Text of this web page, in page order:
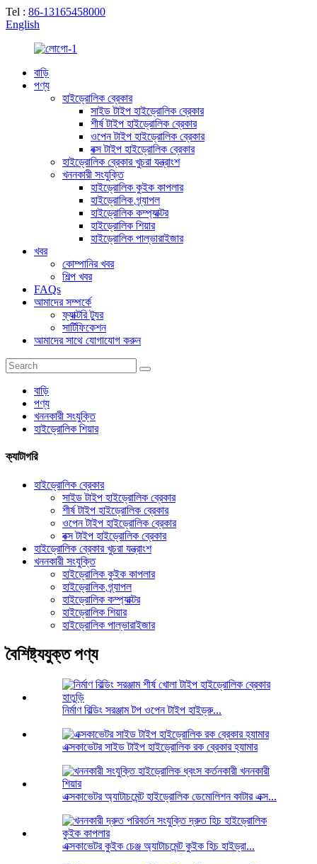
Tel : 86-13165458000
English
বাড়ি
পণ্য
হাইড্রোলিক ব্রেকার
সাইড টাইপ হাইড্রোলিক ব্রেকার
শীর্ষ টাইপ হাইড্রোলিক ব্রেকার
ওপেন টাইপ হাইড্রোলিক ব্রেকার
বক্স টাইপ হাইড্রোলিক ব্রেকার
হাইড্রোলিক ব্রেকার খুচরা যন্ত্রাংশ
খননকারী সংযুক্তি
হাইড্রোলিক কুইক কাপলার
হাইড্রোলিক গ্র্যাপল
হাইড্রোলিক কম্প্যাক্টর
হাইড্রোলিক শিয়ার
হাইড্রোলিক পাল্ভারাইজার
খবর
কোম্পানির খবর
শিল্প খবর
FAQs
আমাদের সম্পর্কে
ফ্যাক্টরি ট্যুর
সার্টিফিকেশন
আমাদের সাথে যোগাযোগ করুন
বাড়ি
পণ্য
খননকারী সংযুক্তি
হাইড্রোলিক শিয়ার
ক্যাটাগরি
হাইড্রোলিক ব্রেকার
সাইড টাইপ হাইড্রোলিক ব্রেকার
শীর্ষ টাইপ হাইড্রোলিক ব্রেকার
ওপেন টাইপ হাইড্রোলিক ব্রেকার
বক্স টাইপ হাইড্রোলিক ব্রেকার
হাইড্রোলিক ব্রেকার খুচরা যন্ত্রাংশ
খননকারী সংযুক্তি
হাইড্রোলিক কুইক কাপলার
হাইড্রোলিক গ্র্যাপল
হাইড্রোলিক কম্প্যাক্টর
হাইড্রোলিক শিয়ার
হাইড্রোলিক পাল্ভারাইজার
বৈশিষ্ট্যযুক্ত পণ্য
নির্মাণ বিল্ডিং সরঞ্জাম টপ ওপেন টাইপ হাইড্রু...
এক্সকাভেটর সাইড টাইপ হাইড্রোলিক রক ব্রেকার হ্যামার
এক্সকাভেটর অ্যাটাচমেন্ট হাইড্রোলিক ডেমোলিশন কাটার এক্স...
এক্সকাভেটর কুইক চেঞ্জ অ্যাটাচমেন্ট কুইক হিচ হাইড্রা...